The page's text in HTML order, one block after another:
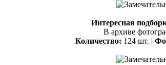
Интересная
В архиве
Количество: 124 шт. |